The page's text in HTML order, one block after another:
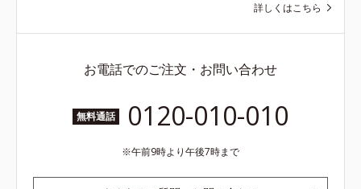
詳しくはこちら
お電話でのご注文・お問い合わせ
無料通話 0120-010-010
午前9時より午後7時まで